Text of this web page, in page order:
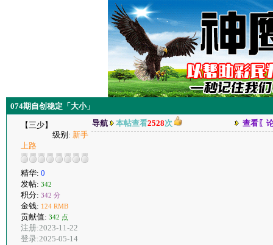
074期自创稳定「大小」
【三少】
级别: 新手
上路
精华: 0
发帖: 342
积分: 342 分
金钱: 124 RMB
贡献值: 342 点
注册:2023-11-22
登录:2025-05-14
导航 本帖查看2528次 查看〖